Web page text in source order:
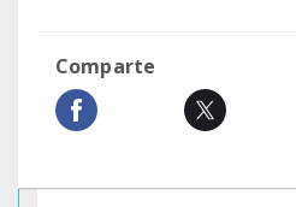
Comparte